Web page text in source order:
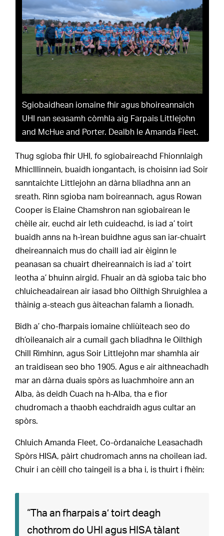
Sgiobaidhean iomaine fhir agus bhoireannaich
UHI nan seasamh còmhla aig Farpais Littlejohn
and McHue and Porter. Dealbh le Amanda Fleet.
Thug sgioba fhir UHI, fo sgiobaireachd Fhionnlaigh
MhicIllinnein, buaidh iongantach, is choisinn iad Soir
sanntaichte Littlejohn an dàrna bliadhna ann an
sreath. Rinn sgioba nam boireannach, agus Rowan
Cooper is Elaine Chamshron nan sgiobairean le
chèile air, euchd air leth cuideachd, is iad a’ toirt
buaidh anns na h-ìrean buidhne agus san iar-chuairt
dheireannaich mus do chaill iad air èiginn le
peanasan sa chuairt dheireannaich is iad a’ toirt
leotha a’ bhuinn airgid. Fhuair an dà sgioba taic bho
chluicheadairean air iasad bho Oilthigh Shruighlea a
thàinig a-steach gus àiteachan falamh a lìonadh.
Bidh a’ cho-fharpais iomaine chliùiteach seo do
dh’oileanaich air a cumail gach bliadhna le Oilthigh
Chill Rìmhinn, agus Soir Littlejohn mar shamhla air
an traidisean seo bho 1905. Agus e air aithneachadh
mar an dàrna duais spòrs as luachmhoire ann an
Alba, às deidh Cuach na h-Alba, tha e fìor
chudromach a thaobh eachdraidh agus cultar an
spòrs.
Chluich Amanda Fleet, Co-òrdanaiche Leasachadh
Spòrs HISA, pàirt chudromach anns na choilean iad.
Chuir i an cèill cho taingeil is a bha i, is thuirt i fhèin:
“Tha an fharpais a’ toirt deagh
chothrom do UHI agus HISA tàlant